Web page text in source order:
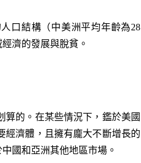
口結構（中美洲平均年齡為28
濟的發展與脫貧。
的。在某些情況下，鑑於美國
經濟體，且擁有龐大不斷增長的
國和亞洲其他地區市場。